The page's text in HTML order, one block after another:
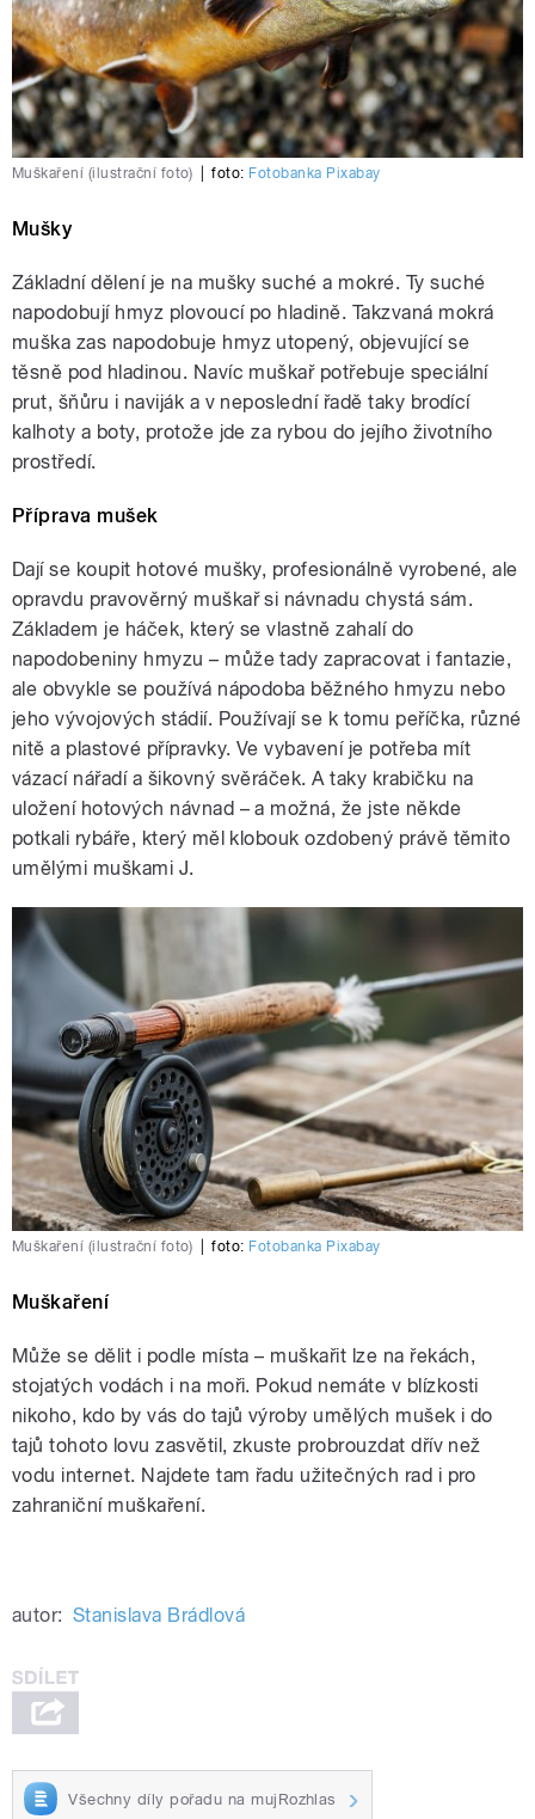
Muškaření (ilustrační foto) foto: Fotobanka Pixabay
Mušky
Základní dělení je na mušky suché a mokré. Ty suché
napodobují hmyz plovoucí po hladině. Takzvaná mokrá
muška zas napodobuje hmyz utopený, objevující se
těsně pod hladinou. Navíc muškař potřebuje speciální
prut, šňůru i naviják a v neposlední řadě taky brodící
kalhoty a boty, protože jde za rybou do jejího životního
prostředí.
Příprava mušek
Dají se koupit hotové mušky, profesionálně vyrobené, ale
opravdu pravověrný muškař si návnadu chystá sám.
Základem je háček, který se vlastně zahalí do
napodobeniny hmyzu – může tady zapracovat i fantazie,
ale obvykle se používá nápodoba běžného hmyzu nebo
jeho vývojových stádií. Používají se k tomu peříčka, různé
nitě a plastové přípravky. Ve vybavení je potřeba mít
vázací nářadí a šikovný svěráček. A taky krabičku na
uložení hotových návnad – a možná, že jste někde
potkali rybáře, který měl klobouk ozdobený právě těmito
umělými muškami J.
Muškaření (ilustrační foto) foto: Fotobanka Pixabay
Muškaření
Může se dělit i podle místa – muškařit lze na řekách,
stojatých vodách i na moři. Pokud nemáte v blízkosti
nikoho, kdo by vás do tajů výroby umělých mušek i do
tajů tohoto lovu zasvětil, zkuste probrouzdat dřív než
vodu internet. Najdete tam řadu užitečných rad i pro
zahraniční muškaření.
autor: Stanislava Brádlová
Všechny díly pořadu na mujRozhlas